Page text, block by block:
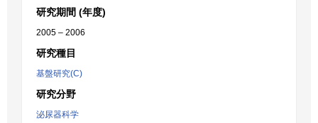
研究期間 (年度)
2005 – 2006
研究種目
基盤研究(C)
研究分野
泌尿器科学